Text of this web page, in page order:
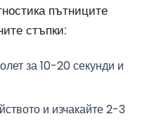
пътниците
стъпки:
за 10-20 секунди и
и изчакайте 2-3